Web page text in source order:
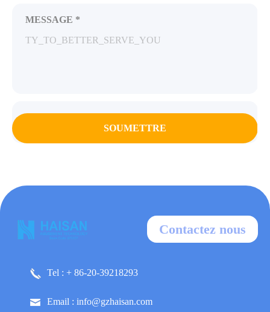
MESSAGE *
SOUMETTRE
Contactez nous
Tel : + 86-20-39218293
Email : info@gzhaisan.com